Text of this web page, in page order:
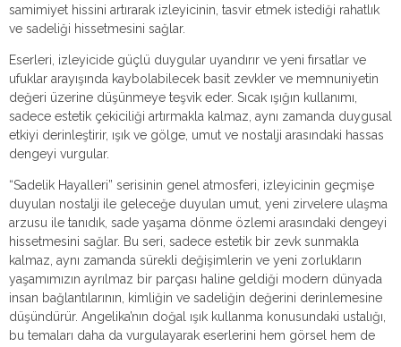
samimiyet hissini artırarak izleyicinin, tasvir etmek istediği rahatlık
ve sadeliği hissetmesini sağlar.
Eserleri, izleyicide güçlü duygular uyandırır ve yeni fırsatlar ve
ufuklar arayışında kaybolabilecek basit zevkler ve memnuniyetin
değeri üzerine düşünmeye teşvik eder. Sıcak ışığın kullanımı,
sadece estetik çekiciliği artırmakla kalmaz, aynı zamanda duygusal
etkiyi derinleştirir, ışık ve gölge, umut ve nostalji arasındaki hassas
dengeyi vurgular.
“Sadelik Hayalleri” serisinin genel atmosferi, izleyicinin geçmişe
duyulan nostalji ile geleceğe duyulan umut, yeni zirvelere ulaşma
arzusu ile tanıdık, sade yaşama dönme özlemi arasındaki dengeyi
hissetmesini sağlar. Bu seri, sadece estetik bir zevk sunmakla
kalmaz, aynı zamanda sürekli değişimlerin ve yeni zorlukların
yaşamımızın ayrılmaz bir parçası haline geldiği modern dünyada
insan bağlantılarının, kimliğin ve sadeliğin değerini derinlemesine
düşündürür. Angelika’nın doğal ışık kullanma konusundaki ustalığı,
bu temaları daha da vurgulayarak eserlerini hem görsel hem de